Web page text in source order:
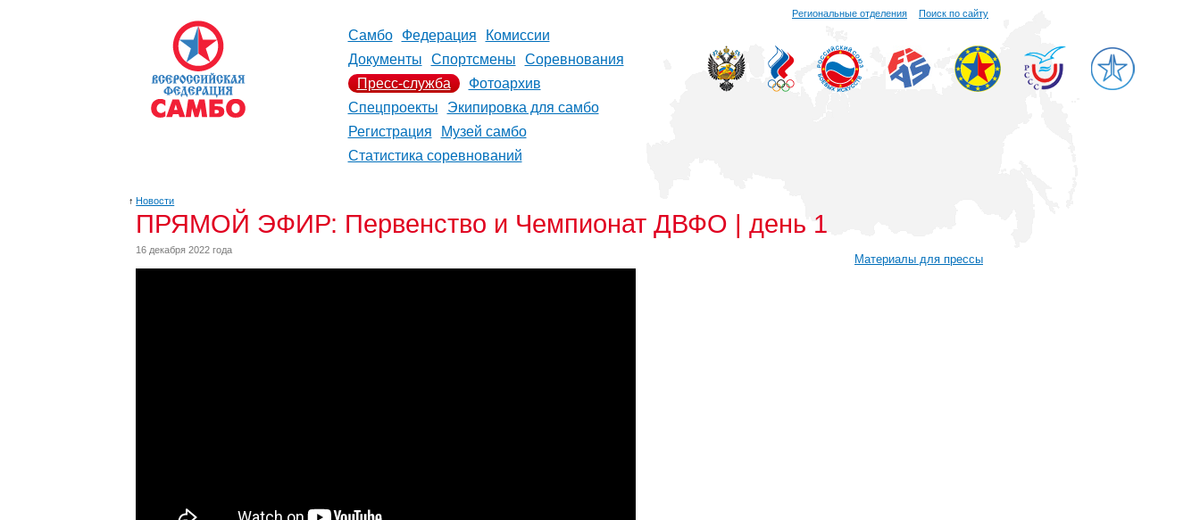
Региональные отделения Поиск по сайту
Самбо Федерация
Комиссии
Документы
Спортсмены
Соревнования
Пресс-служба
Фотоархив
Спецпроекты
Экипировка для самбо
Регистрация
Музей самбо
Статистика соревнований
↑ Новости
ПРЯМОЙ ЭФИР: Первенство и Чемпионат ДВФО | день 1
16 декабря 2022 года
Материалы для прессы